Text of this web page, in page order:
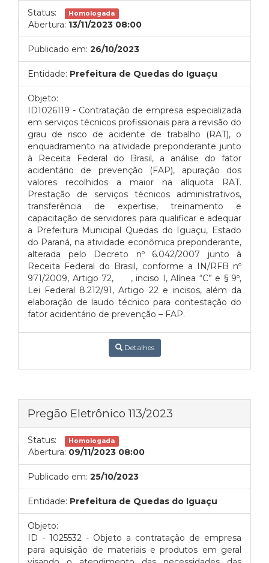
Status: Homologada
Abertura: 13/11/2023 08:00
Publicado em: 26/10/2023
Entidade: Prefeitura de Quedas do Iguaçu
Objeto:
ID1026119 - Contratação de empresa especializada
em serviços técnicos profissionais para a revisão do
grau de risco de acidente de trabalho (RAT), o
enquadramento na atividade preponderante junto
à Receita Federal do Brasil, a análise do fator
acidentário de prevenção (FAP), apuração dos
valores recolhidos a maior na alíquota RAT.
Prestação de serviços técnicos administrativos,
transferência de expertise, treinamento e
capacitação de servidores para qualificar e adequar
a Prefeitura Municipal Quedas do Iguaçu, Estado
do Paraná, na atividade econômica preponderante,
alterada pelo Decreto nº 6.042/2007 junto à
Receita Federal do Brasil, conforme a IN/RFB nº
971/2009, Artigo 72,
, inciso I, Alínea “C” e § 9º,
Lei Federal 8.212/91, Artigo 22 e incisos, além da
elaboração de laudo técnico para contestação do
fator acidentário de prevenção – FAP.
Detalhes
Pregão Eletrônico 113/2023
Status: Homologada
Abertura: 09/11/2023 08:00
Publicado em: 25/10/2023
Entidade: Prefeitura de Quedas do Iguaçu
Objeto:
ID - 1025532 - Objeto a contratação de empresa
para aquisição de materiais e produtos em geral